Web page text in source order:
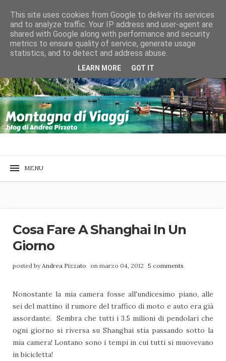
Cosa Fare A Shanghai In Un
Giorno
posted by Andrea Pizzato on marzo 04, 2012 5 comments
Nonostante la mia camera fosse all'undicesimo piano, alle
sei del mattino il rumore del traffico di moto e auto era già
assordante. Sembra che tutti i 3.5 milioni di pendolari che
ogni giorno si riversa su Shanghai stia passando sotto la
mia camera! Lontano sono i tempi in cui tutti si muovevano
in bicicletta!
This site uses cookies from Google to deliver its services
and to analyze traffic. Your IP address and user-agent are
shared with Google along with performance and security
metrics to ensure quality of service, generate usage
statistics, and to detect and address abuse.
LEARN MORE GOT IT